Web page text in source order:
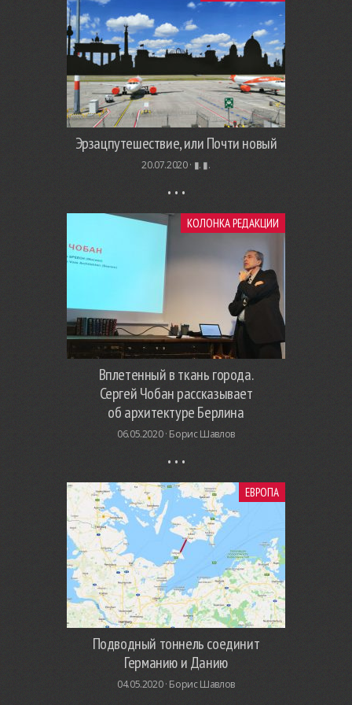
Эрзацпутешествие, или Почти новый
20.07.2020 · ▮. ▮.
КОЛОНКА РЕДАКЦИИ
Вплетенный в ткань города.
Сергей Чобан рассказывает
об архитектуре Берлина
06.05.2020 · Борис Шавлов
ЕВРОПА
Подводный тоннель соединит
Германию и Данию
04.05.2020 · Борис Шавлов